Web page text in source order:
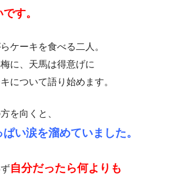
す。
ケーキを食べる二人。
に、天馬は得意げに
について語り始めます。
を向くと、
い涙を溜めていました。
自分だったら何よりも